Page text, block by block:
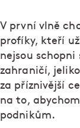
V první vlně
profíky, kteří
nejsou
zahraničí,
za příznivější
na to,
podnikům.